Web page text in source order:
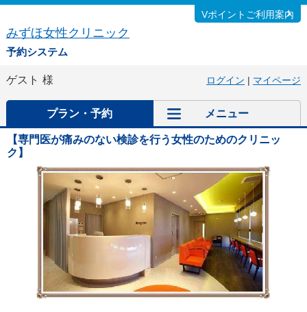
みずほ女性クリニック
予約システム
Vポイントご利用案内
ゲスト 様 ログイン | マイページ
プラン・予約 メニュー
【専門医が痛みのない検診を行う女性のためのクリニッ
ク】